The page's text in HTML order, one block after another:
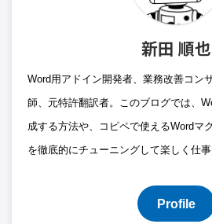
新田 順也
Word用アドイン開発者、業務改善コン
師、元特許翻訳者。このブログでは、
成する方法や、コピペで使えるWordマ
を徹底的にチューニングして楽しく仕事
Profile